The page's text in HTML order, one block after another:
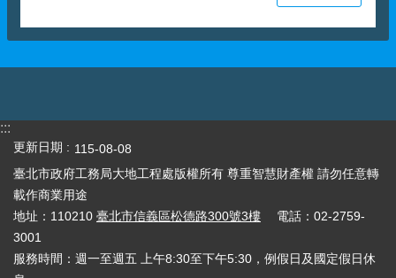
:::
更新日期
115-08-08
臺北市政府工務局大地工程處版權所有 尊重智慧財產權 請勿任意轉
載作商業用途
地址：110210 臺北市信義區松德路300號3樓 電話：02-2759-
3001
服務時間：週一至週五 上午8:30至下午5:30，例假日及國定假日休